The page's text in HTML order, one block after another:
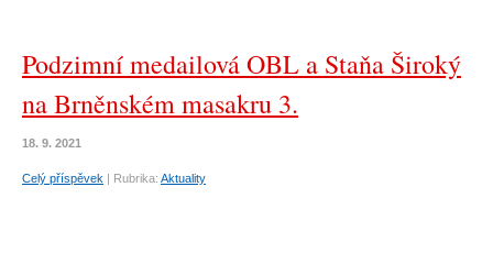
Podzimní medailová OBL a Staňa Široký
na Brněnském masakru 3.
18. 9. 2021
Celý příspěvek | Rubrika: Aktuality